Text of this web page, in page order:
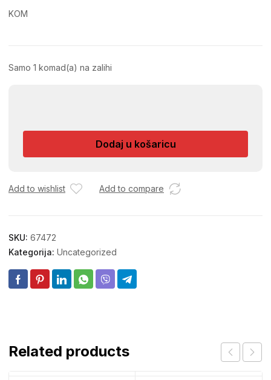
KOM
Samo 1 komad(a) na zalihi
UBRUS
230
količina
Dodaj u košaricu
Add to wishlist Add to compare
SKU: 67472
Kategorija: Uncategorized
Related products